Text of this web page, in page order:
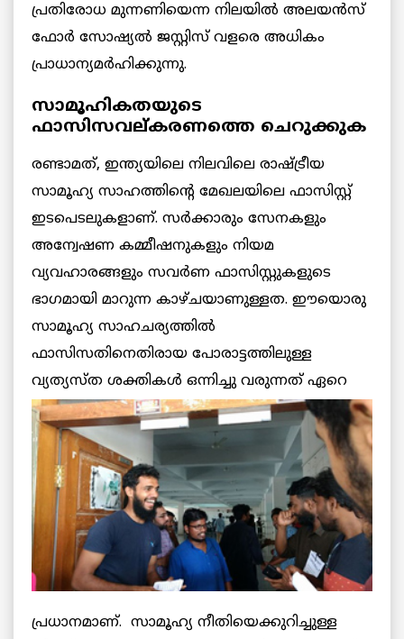
പ്രതിരോധ മുന്നണിയെന്ന നിലയിൽ അലയൻസ്
ഫോർ സോഷ്യൽ ജസ്റ്റിസ് വളരെ അധികം
പ്രാധാന്യമർഹിക്കുന്നു.
സാമൂഹികതയുടെ
ഫാസിസവല്കരണത്തെ ചെറുക്കുക
രണ്ടാമത്, ഇന്ത്യയിലെ നിലവിലെ രാഷ്ട്രീയ
സാമൂഹ്യ സാഹത്തിന്റെ മേഖലയിലെ ഫാസിസ്റ്റ്
ഇടപെടലുകളാണ്. സർക്കാരും സേനകളും
അന്വേഷണ കമ്മീഷനുകളും നിയമ
വ്യവഹാരങ്ങളും സവർണ ഫാസിസ്റ്റുകളുടെ
ഭാഗമായി മാറുന്ന കാഴ്ചയാണുള്ളത. ഈയൊരു
സാമൂഹ്യ സാഹചര്യത്തിൽ
ഫാസിസതിനെതിരായ പോരാട്ടത്തിലുള്ള
വ്യത്യസ്ത ശക്തികൾ ഒന്നിച്ചു വരുന്നത് ഏറെ
പ്രധാനമാണ്. സാമൂഹ്യ നീതിയെക്കുറിച്ചുള്ള